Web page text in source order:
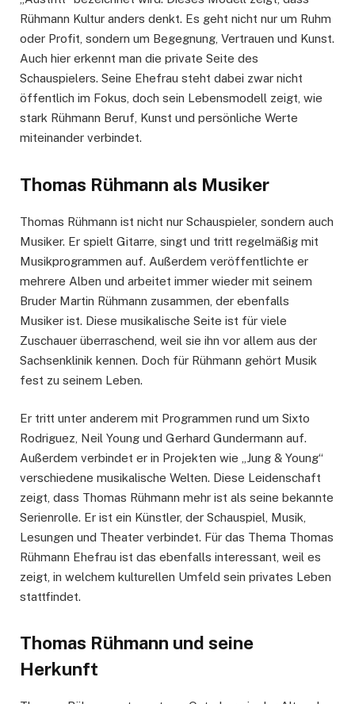
Rühmann Kultur anders denkt. Es geht nicht nur um Ruhm
oder Profit, sondern um Begegnung, Vertrauen und Kunst.
Auch hier erkennt man die private Seite des
Schauspielers. Seine Ehefrau steht dabei zwar nicht
öffentlich im Fokus, doch sein Lebensmodell zeigt, wie
stark Rühmann Beruf, Kunst und persönliche Werte
miteinander verbindet.
Thomas Rühmann als Musiker
Thomas Rühmann ist nicht nur Schauspieler, sondern auch
Musiker. Er spielt Gitarre, singt und tritt regelmäßig mit
Musikprogrammen auf. Außerdem veröffentlichte er
mehrere Alben und arbeitet immer wieder mit seinem
Bruder Martin Rühmann zusammen, der ebenfalls
Musiker ist. Diese musikalische Seite ist für viele
Zuschauer überraschend, weil sie ihn vor allem aus der
Sachsenklinik kennen. Doch für Rühmann gehört Musik
fest zu seinem Leben.
Er tritt unter anderem mit Programmen rund um Sixto
Rodriguez, Neil Young und Gerhard Gundermann auf.
Außerdem verbindet er in Projekten wie „Jung & Young“
verschiedene musikalische Welten. Diese Leidenschaft
zeigt, dass Thomas Rühmann mehr ist als seine bekannte
Serienrolle. Er ist ein Künstler, der Schauspiel, Musik,
Lesungen und Theater verbindet. Für das Thema Thomas
Rühmann Ehefrau ist das ebenfalls interessant, weil es
zeigt, in welchem kulturellen Umfeld sein privates Leben
stattfindet.
Thomas Rühmann und seine
Herkunft